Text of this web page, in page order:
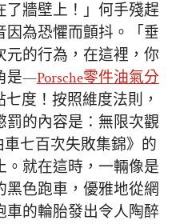
牆壁上！」何手殘趕
因為恐懼而顫抖。「垂
的行為，在這裡，你
是—Porsche零件油氣分
度！按照維度法則，
的內容是：無限次觀
七百次失敗集錦》的
。就在這時，一輛像是
色跑車，優雅地從網
的輪胎發出令人陶醉